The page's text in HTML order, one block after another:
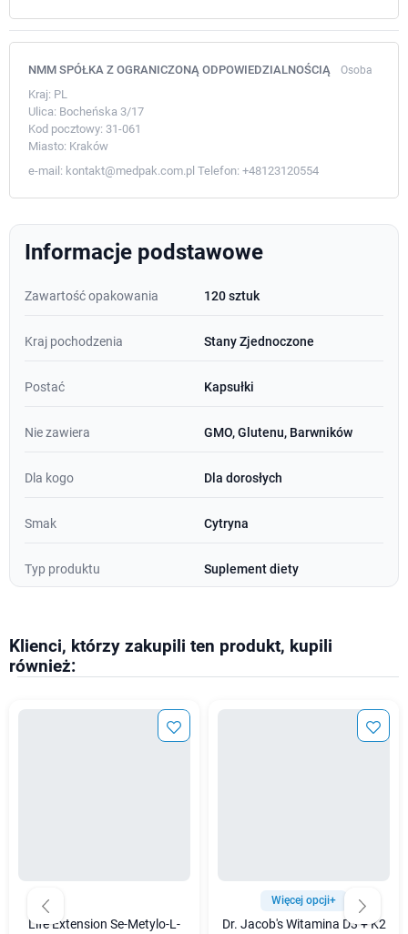
NMM SPÓŁKA Z OGRANICZONĄ ODPOWIEDZIALNOŚCIĄ Osoba
Kraj: PL
Ulica: Bocheńska 3/17
Kod pocztowy: 31-061
Miasto: Kraków
e-mail: kontakt@medpak.com.pl Telefon: +48123120554
Informacje podstawowe
Zawartość opakowania 120 sztuk
Kraj pochodzenia Stany Zjednoczone
Postać Kapsułki
Nie zawiera GMO, Glutenu, Barwników
Dla kogo Dla dorosłych
Smak Cytryna
Typ produktu Suplement diety
Klienci, którzy zakupili ten produkt, kupili
również:
Life Extension Se-Metylo-L-
Więcej opcji+
Dr. Jacob's Witamina D3 + K2